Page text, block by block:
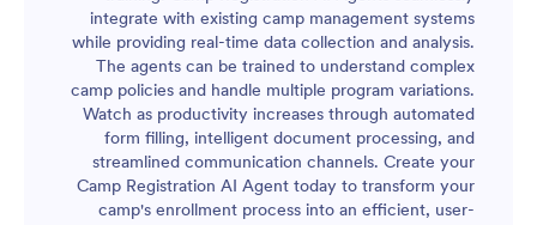
integrate with existing camp management systems
while providing real-time data collection and analysis.
The agents can be trained to understand complex
camp policies and handle multiple program variations.
Watch as productivity increases through automated
form filling, intelligent document processing, and
streamlined communication channels. Create your
Camp Registration AI Agent today to transform your
camp's enrollment process into an efficient, user-